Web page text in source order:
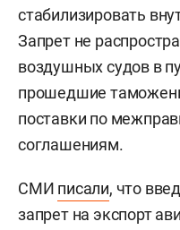
стабилизировать
Запрет не
воздушных судов в
прошедшие
поставки по
соглашениям.
СМИ писали, что
запрет на экспорт